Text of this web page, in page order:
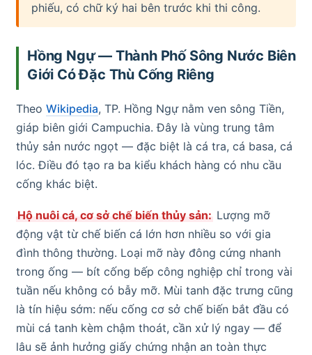
phiếu, có chữ ký hai bên trước khi thi công.
Hồng Ngự — Thành Phố Sông Nước Biên
Giới Có Đặc Thù Cống Riêng
Theo Wikipedia, TP. Hồng Ngự nằm ven sông Tiền,
giáp biên giới Campuchia. Đây là vùng trung tâm
thủy sản nước ngọt — đặc biệt là cá tra, cá basa, cá
lóc. Điều đó tạo ra ba kiểu khách hàng có nhu cầu
cống khác biệt.
Hộ nuôi cá, cơ sở chế biến thủy sản: Lượng mỡ
động vật từ chế biến cá lớn hơn nhiều so với gia
đình thông thường. Loại mỡ này đông cứng nhanh
trong ống — bít cống bếp công nghiệp chỉ trong vài
tuần nếu không có bẫy mỡ. Mùi tanh đặc trưng cũng
là tín hiệu sớm: nếu cống cơ sở chế biến bắt đầu có
mùi cá tanh kèm chậm thoát, cần xử lý ngay — để
lâu sẽ ảnh hưởng giấy chứng nhận an toàn thực